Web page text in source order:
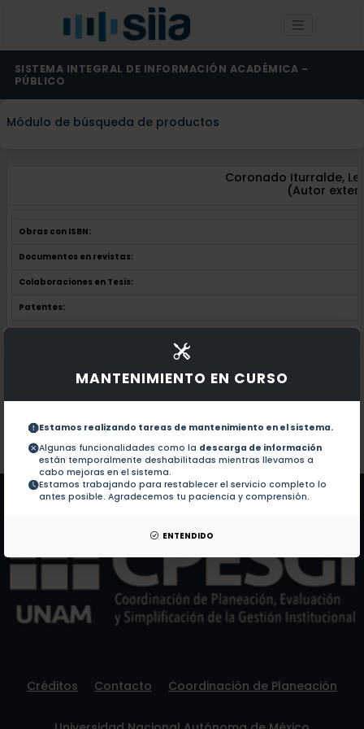
MANTENIMIENTO EN CURSO
Estamos realizando tareas de mantenimiento en el sistema.
Algunas funcionalidades como la descarga de información
están temporalmente deshabilitadas mientras llevamos a
cabo mejoras en el sistema.
Estamos trabajando para restablecer el servicio completo lo
antes posible. Agradecemos tu paciencia y comprensión.
ENTENDIDO
SISTEMA INTEGRAL DE INFORMACIÓN ACADÉMICA -
PÚBLICO
Módulo de búsqueda de productos
Coronado Iturralde,
(Autor
Obras con ISBN:
Documentos en revistas:
Colaboraciones en Tesis:
Patentes:
No hay obras de este autor.
Documentos en revistas:
No hay revistas de este autor.
Patentes: No hay patentes de este autor.
Créditos Contacto Coordinación de Planeación